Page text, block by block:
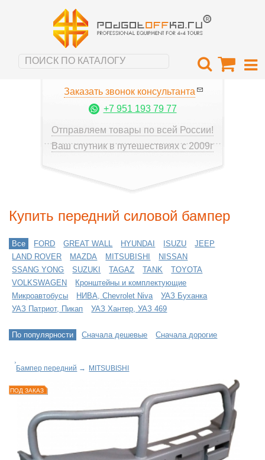
Заказать звонок консультанта
+7 951 193 79 77
Отправляем товары по всей России!
Ваш спутник в путешествиях с 2009г
Купить передний силовой бампер
Все FORD GREAT WALL HYUNDAI ISUZU
JEEP
LAND ROVER
MAZDA MITSUBISHI
NISSAN
SSANG YONG
SUZUKI TAGAZ TANK
TOYOTA
VOLKSWAGEN
Кронштейны и комплектующие
Микроавтобусы
НИВА, Chevrolet Niva
УАЗ Буханка
УАЗ Патриот, Пикап
УАЗ Хантер, УАЗ 469
По популярности Сначала дешевые Сначала дорогие
Бампер передний → MITSUBISHI
ПОД ЗАКАЗ